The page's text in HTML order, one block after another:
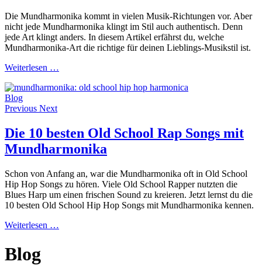
Die Mundharmonika kommt in vielen Musik-Richtungen vor. Aber
nicht jede Mundharmonika klingt im Stil auch authentisch. Denn
jede Art klingt anders. In diesem Artikel erfährst du, welche
Mundharmonika-Art die richtige für deinen Lieblings-Musikstil ist.
Weiterlesen …
Blog
Previous Next
Die 10 besten Old School Rap Songs mit
Mundharmonika
Schon von Anfang an, war die Mundharmonika oft in Old School
Hip Hop Songs zu hören. Viele Old School Rapper nutzten die
Blues Harp um einen frischen Sound zu kreieren. Jetzt lernst du die
10 besten Old School Hip Hop Songs mit Mundharmonika kennen.
Weiterlesen …
Blog